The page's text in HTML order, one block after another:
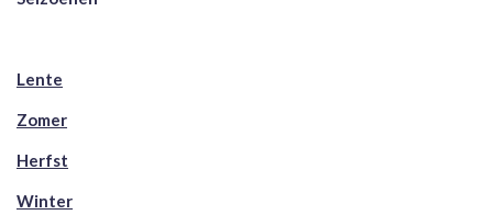
Lente
Zomer
Herfst
Winter